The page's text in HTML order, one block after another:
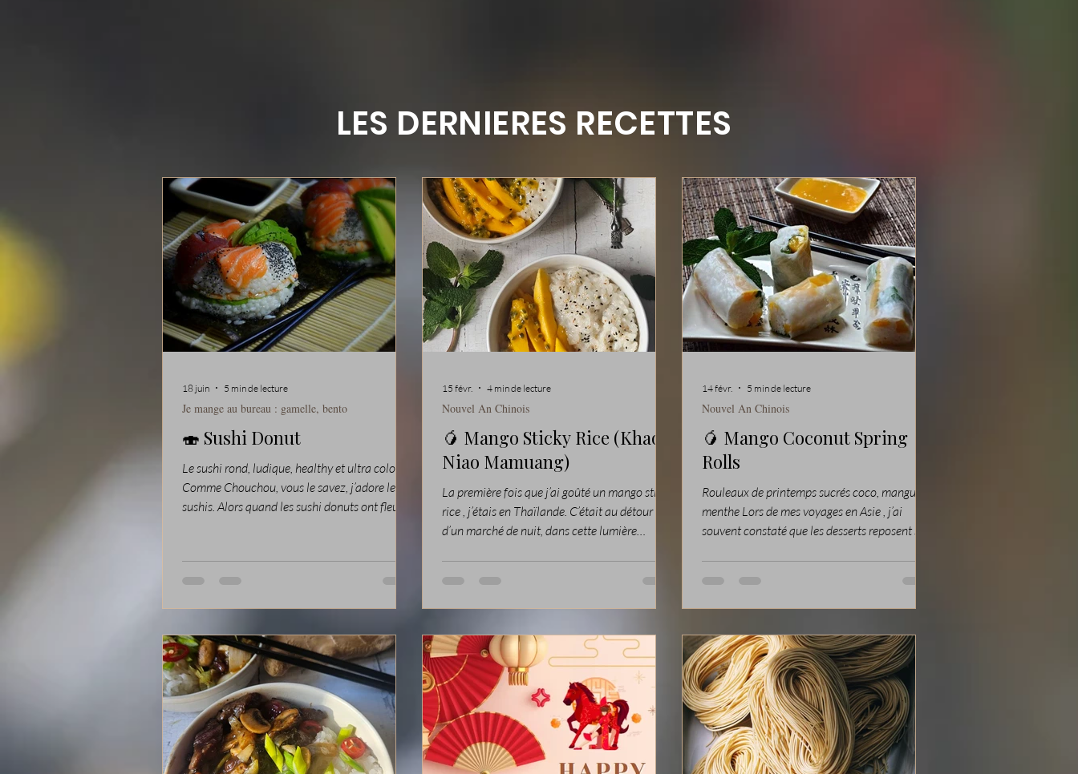
LES DERNIERES RECETTES
🍣 Sushi Donut
Le sushi rond, ludique, healthy et ultra coloré
Comme Chouchou, vous le savez, j’adore les
sushis. Alors quand les sushi donuts ont fleuri
qu’un maki, composé de riz vinaigré, de
revisité. 🍣 Ingrédients pour 3 sushi donuts
200 g de riz à sushi 40 ml d
Je mange au bureau : gamelle, bento
18 juin 5 min de lecture
🥭 Mango Sticky Rice (Khao
Niao Mamuang)
La première fois que j’ai goûté un mango sticky
rice , j’étais en Thaïlande. C’était au détour
d’un marché de nuit, dans cette lumière
en bambou… J’ai eu un vrai coup de cœur pour
profondément réconfortant. Aujourd’hui, je
vous propose ma version personnelle, pensée
pour célébrer le Nouvel An chinois
Nouvel An Chinois
15 févr. 4 min de lecture
🥭 Mango Coconut Spring
Rolls
Rouleaux de printemps sucrés coco, mangue et
menthe Lors de mes voyages en Asie , j’ai
souvent constaté que les desserts reposent sur
fruits frais d’une beauté incroyable — mangue,
célébrer le Nouvel An chinois et prolonger
l’esprit de ma rubrique Asie , je vous propose
une version modernisée de
Nouvel An Chinois
14 févr. 5 min de lecture